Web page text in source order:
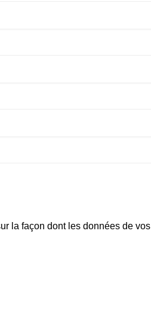
la façon dont les données de vos